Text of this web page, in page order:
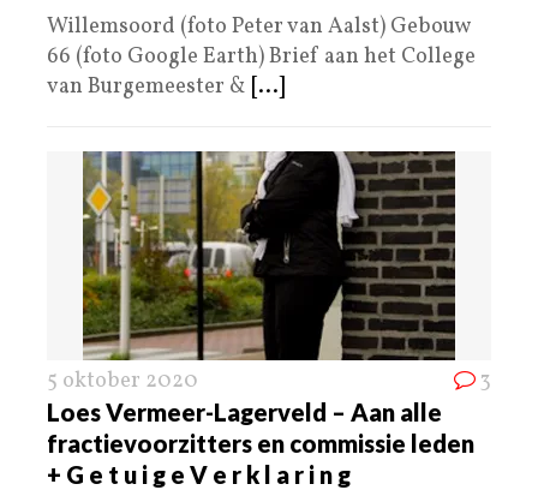
Willemsoord (foto Peter van Aalst) Gebouw
66 (foto Google Earth) Brief aan het College
van Burgemeester & [...]
5 oktober 2020 3
Loes Vermeer-Lagerveld – Aan alle
fractievoorzitters en commissie leden
+ G e t u i g e V e r k l a r i n g